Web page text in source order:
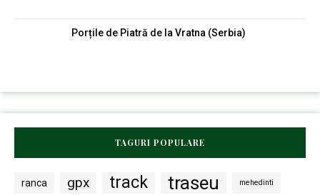
Porțile de Piatră de la Vratna (Serbia)
TAGURI POPULARE
ranca gpx track traseu mehedinti